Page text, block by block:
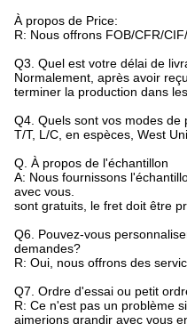
À propos de Price:
R: Nous offrons FOB/CFR/
Q3. Quel est votre délai de
Normalement, après avoir
terminer la production dans
Q4. Quels sont vos modes de
T/T, L/C, en espèces, West
Q. À propos de l'échantillon
A: Nous fournissons
avec vous.
sont gratuits, le fret doit être
Q6. Pouvez-vous
demandes?
R: Oui, nous offrons des
Q7. Ordre d'essai ou petit
R: Ce n'est pas un problème
aimerions grandir avec vous